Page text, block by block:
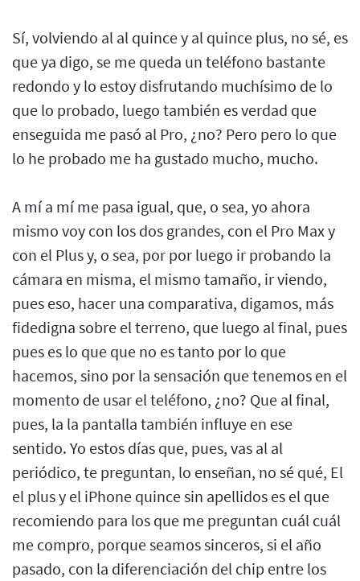
Sí, volviendo al al quince y al quince plus, no sé, es
que ya digo, se me queda un teléfono bastante
redondo y lo estoy disfrutando muchísimo de lo
que lo probado, luego también es verdad que
enseguida me pasó al Pro, ¿no? Pero pero lo que
lo he probado me ha gustado mucho, mucho.
A mí a mí me pasa igual, que, o sea, yo ahora
mismo voy con los dos grandes, con el Pro Max y
con el Plus y, o sea, por por luego ir probando la
cámara en misma, el mismo tamaño, ir viendo,
pues eso, hacer una comparativa, digamos, más
fidedigna sobre el terreno, que luego al final, pues
pues es lo que que no es tanto por lo que
hacemos, sino por la sensación que tenemos en el
momento de usar el teléfono, ¿no? Que al final,
pues, la la pantalla también influye en ese
sentido. Yo estos días que, pues, vas al al
periódico, te preguntan, lo enseñan, no sé qué, El
el plus y el iPhone quince sin apellidos es el que
recomiendo para los que me preguntan cuál cuál
me compro, porque seamos sinceros, si el año
pasado, con la diferenciación del chip entre los